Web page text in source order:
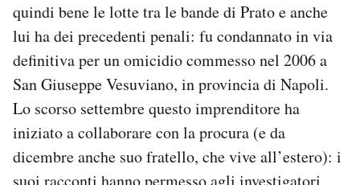
quindi bene le lotte tra le bande di Prato e anche
lui ha dei precedenti penali: fu condannato in via
definitiva per un omicidio commesso nel 2006 a
San Giuseppe Vesuviano, in provincia di Napoli.
Lo scorso settembre questo imprenditore ha
iniziato a collaborare con la procura (e da
dicembre anche suo fratello, che vive all’estero): i